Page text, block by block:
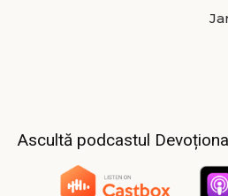
Ascultă podcastul